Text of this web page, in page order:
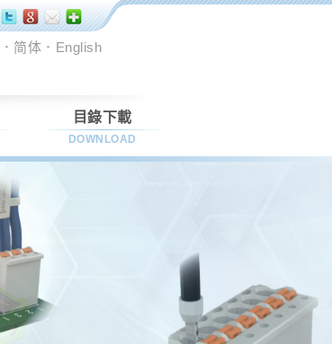
目錄下載
DOWNLOAD
． 简体 ． English